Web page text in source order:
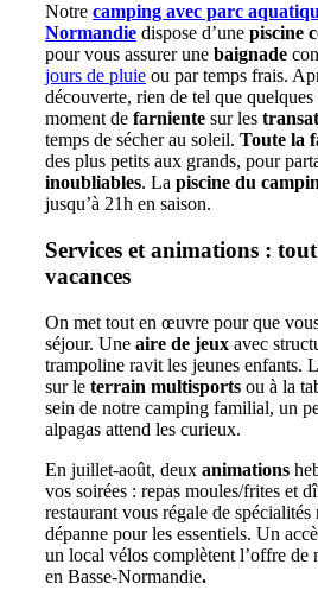
Notre camping avec parc
Normandie dispose d’une piscine
pour vous assurer une baignade
jours de pluie ou par temps frais.
découverte, rien de tel que quelques
moment de farniente sur les
temps de sécher au soleil. Toute la
des plus petits aux grands, pour
inoubliables. La piscine du
jusqu’à 21h en saison.
Services et animations :
vacances
On met tout en œuvre pour que
séjour. Une aire de jeux avec
trampoline ravit les jeunes enfants.
sur le terrain multisports ou à la
sein de notre camping familial, un
alpagas attend les curieux.
En juillet-août, deux animations
vos soirées : repas moules/frites et
restaurant vous régale de spécialités
dépanne pour les essentiels. Un
un local vélos complètent l’offre de
en Basse-Normandie.